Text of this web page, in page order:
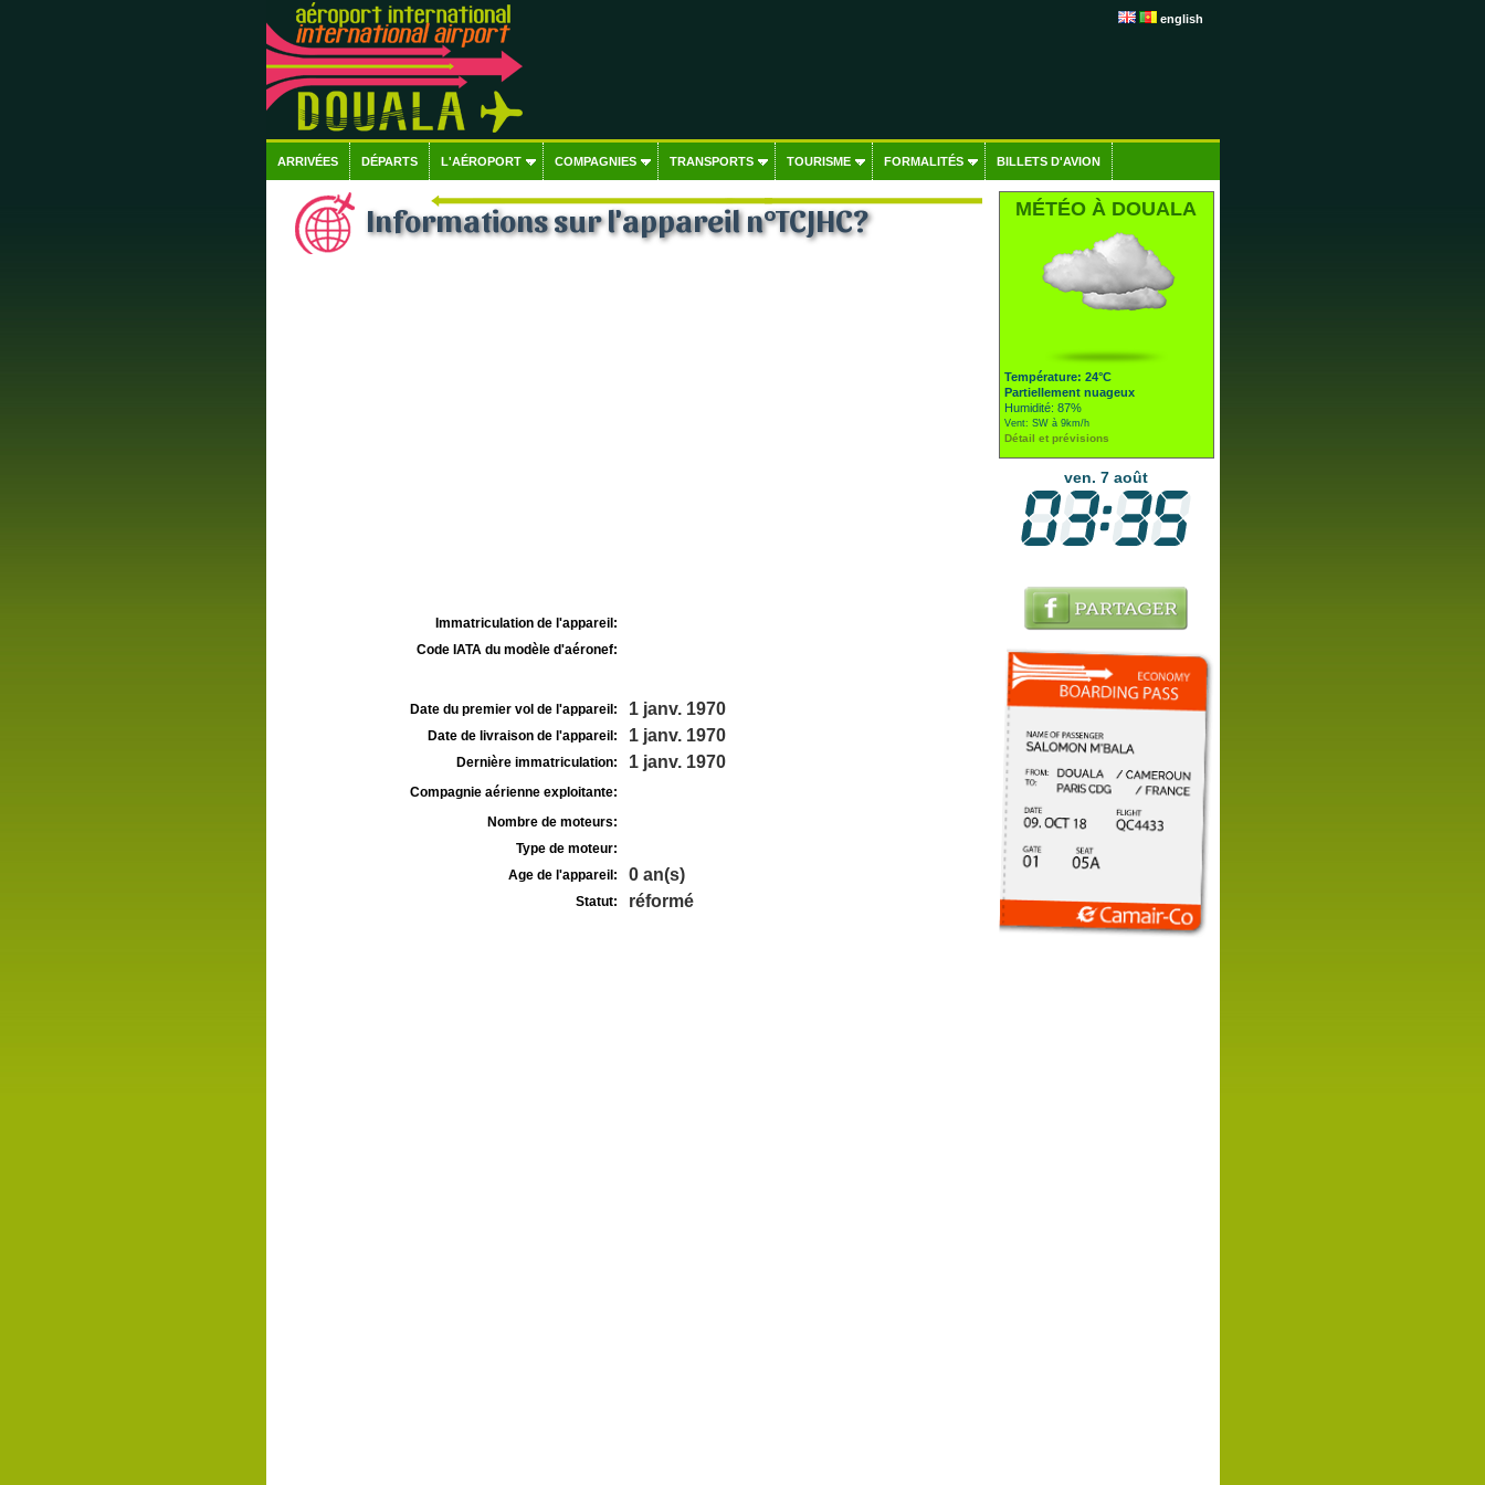
english
ARRIVÉES DÉPARTS L'AÉROPORT COMPAGNIES TRANSPORTS TOURISME FORMALITÉS BILLETS D'AVION
Informations sur l'appareil n°TCJHC?
Immatriculation de l'appareil:
Code IATA du modèle d'aéronef:
Date du premier vol de l'appareil: 1 janv. 1970
Date de livraison de l'appareil: 1 janv. 1970
Dernière immatriculation: 1 janv. 1970
Compagnie aérienne exploitante:
Nombre de moteurs:
Type de moteur:
Age de l'appareil:
0 an(s)
Statut: réformé
MÉTÉO À DOUALA
Température: 24°C
Partiellement nuageux
Humidité: 87%
Vent: SW à 9km/h
Détail et prévisions
ven. 7 août